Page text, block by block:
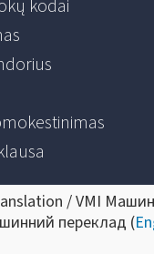
kodai
/ VMI
переклад (